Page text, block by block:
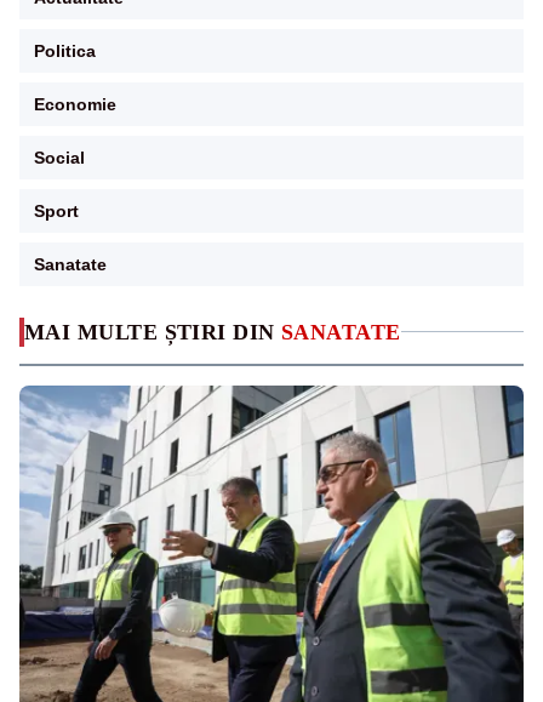
MAI MULTE ȘTIRI DIN SANATATE
Politica
Economie
Social
Sport
Sanatate